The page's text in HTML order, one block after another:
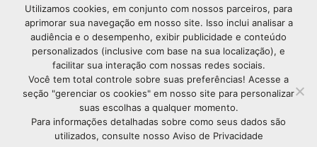
(41) 3320-
2929
© CopyrightAssociação Comercial do Paraná - Todos os
Utilizamos cookies, em conjunto com nossos parceiros, para
aprimorar sua navegação em nosso site. Isso inclui analisar a
audiência e o desempenho, exibir publicidade e conteúdo
personalizados (inclusive com base na sua localização), e
facilitar sua interação com nossas redes sociais.
Você tem total controle sobre suas preferências! Acesse a
seção "gerenciar os cookies" em nosso site para personalizar
suas escolhas a qualquer momento.
Para informações detalhadas sobre como seus dados são
utilizados, consulte nosso Aviso de Privacidade